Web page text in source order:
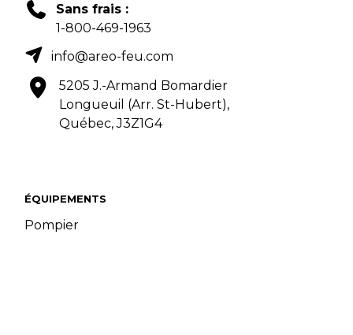
ÉQUIPEMENTS
Pompier
Sans frais :
1-800-469-1963
info@areo-feu.com
5205 J.-Armand Bomardier
Longueuil (Arr. St-Hubert),
Québec, J3Z1G4